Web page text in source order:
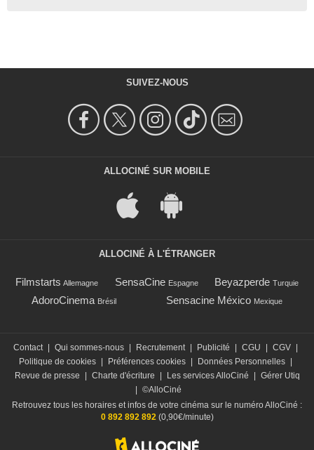
SUIVEZ-NOUS
ALLOCINÉ SUR MOBILE
ALLOCINÉ À L'ÉTRANGER
Filmstarts Allemagne SensaCine Espagne Beyazperde Turquie
AdoroCinema Brésil Sensacine México Mexique
Contact Qui sommes-nous Recrutement Publicité CGU CGV
Politique de cookies
Préférences cookies Données Personnelles
Revue de presse
Charte d'écriture Les services AlloCiné
Gérer Utiq
©AlloCiné
Retrouvez tous les horaires et infos de votre cinéma sur le numéro AlloCiné :
0 892 892 892(0,90€/minute)